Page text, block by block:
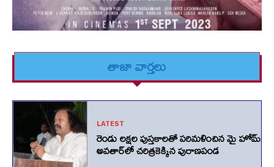
తాజా వార్తలు
LATEST
రెండు లక్షల పుస్తకాలతో పరిమళించిన మై హోమ్
అవతార్‌లో చరిత్రకెక్కిన పురాణపండ